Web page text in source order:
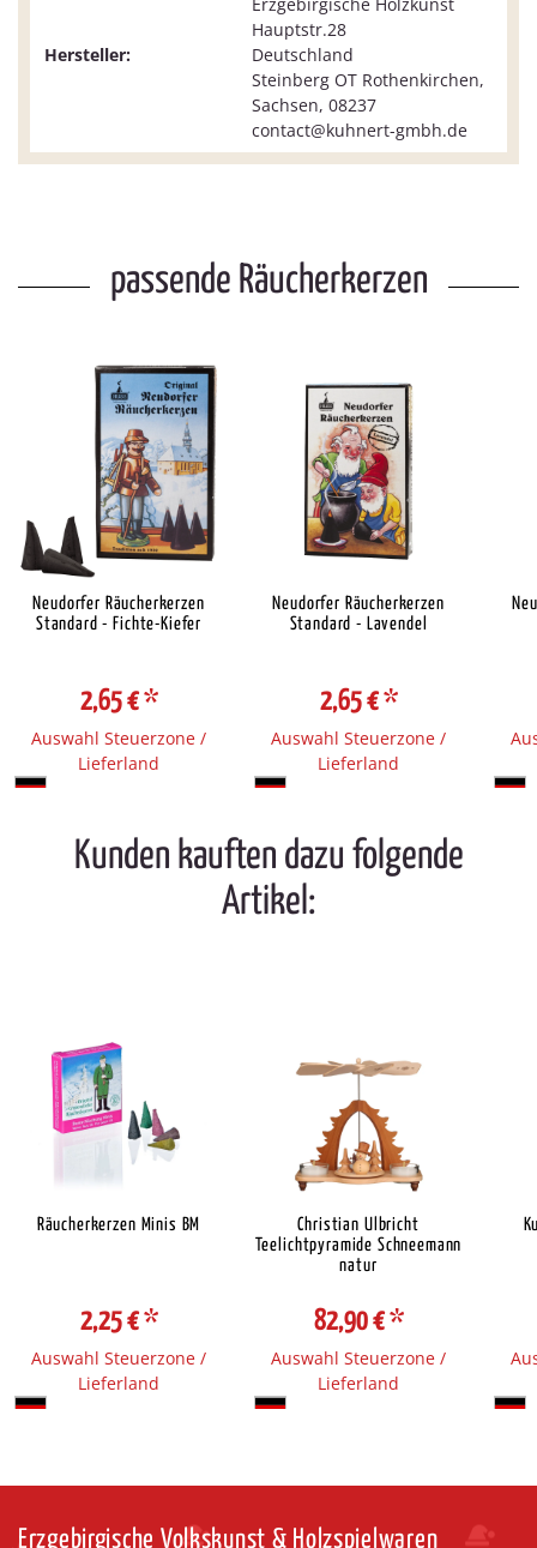
Hersteller:
Hauptstr.28
Deutschland
Steinberg OT Rothenkirchen,
Sachsen, 08237
contact@kuhnert-gmbh.de
passende Räucherkerzen
Neudorfer Räucherkerzen
Standard - Fichte-Kiefer
2,65 €*
Auswahl Steuerzone /
Lieferland
Neudorfer Räucherkerzen
Standard - Lavendel
2,65 €*
Auswahl Steuerzone /
Lieferland
Kunden kauften dazu folgende
Artikel:
Räucherkerzen Minis BM
2,25 €*
Auswahl Steuerzone /
Lieferland
Christian Ulbricht
Teelichtpyramide Schneemann
natur
82,90 €*
Auswahl Steuerzone /
Lieferland
Erzgebirgische Volkskunst & Holzspielwaren